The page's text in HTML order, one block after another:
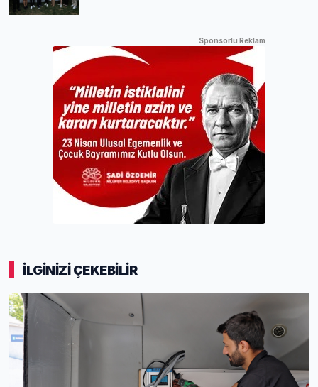
Sponsorlu Reklam
İLGİNİZİ ÇEKEBİLİR